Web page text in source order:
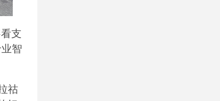
支
智
祜